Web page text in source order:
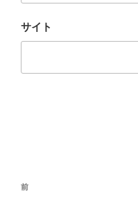
サイト
投
前
前